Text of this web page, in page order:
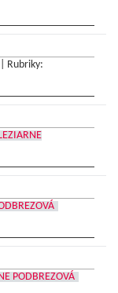
Rubriky:
PODBREZOVÁ